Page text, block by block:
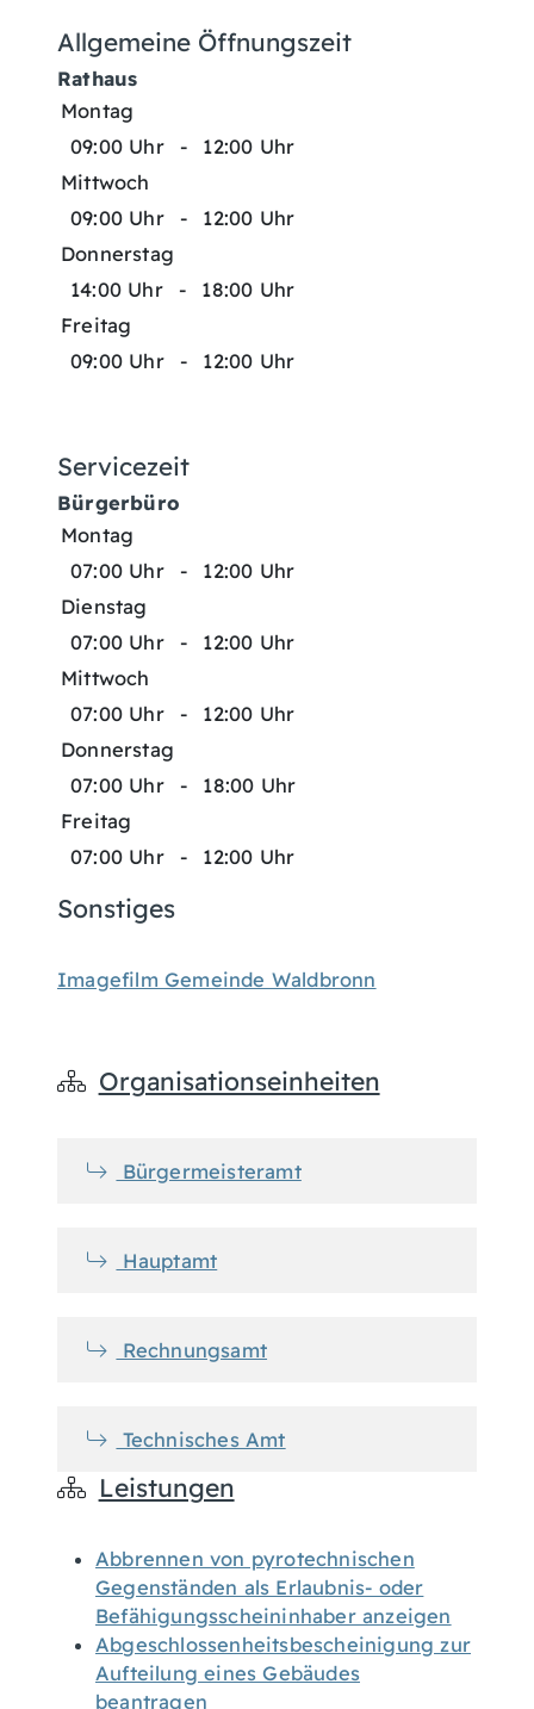
Allgemeine Öffnungszeit
Rathaus
Montag
09:00 Uhr
-
12:00 Uhr
Mittwoch
09:00 Uhr
-
12:00 Uhr
Donnerstag
14:00 Uhr
-
18:00 Uhr
Freitag
09:00 Uhr
- 12:00 Uhr
Servicezeit
Bürgerbüro
Montag
07:00 Uhr
-
12:00 Uhr
Dienstag
07:00 Uhr
-
12:00 Uhr
Mittwoch
07:00 Uhr
-
12:00 Uhr
Donnerstag
07:00 Uhr
-
18:00 Uhr
Freitag
07:00 Uhr
- 12:00 Uhr
Sonstiges
Imagefilm Gemeinde Waldbronn
Organisationseinheiten
Bürgermeisteramt
Hauptamt
Rechnungsamt
Technisches Amt
Leistungen
Abbrennen von pyrotechnischen
Gegenständen als Erlaubnis- oder
Befähigungsscheininhaber anzeigen
Abgeschlossenheitsbescheinigung zur
Aufteilung eines Gebäudes
beantragen